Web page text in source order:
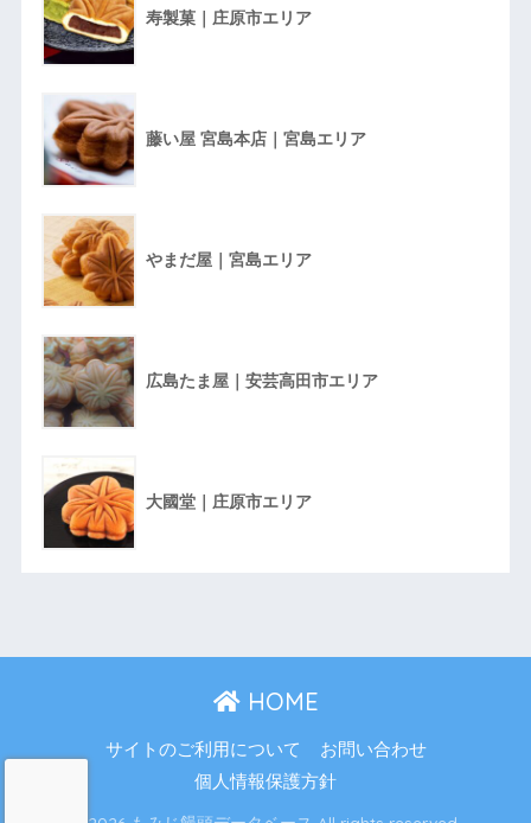
寿製菓｜庄原市エリア
藤い屋 宮島本店｜宮島エリア
やまだ屋｜宮島エリア
広島たま屋｜安芸高田市エリア
大國堂｜庄原市エリア
HOME
サイトのご利用について
お問い合わせ
個人情報保護方針